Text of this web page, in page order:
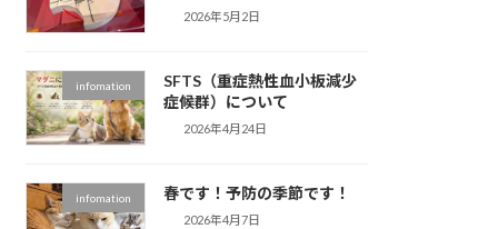
2026年5月2日
infomation
SFTS（重症熱性血小板減少
症候群）について
2026年4月24日
infomation 春です！予防の季節です！
2026年4月7日